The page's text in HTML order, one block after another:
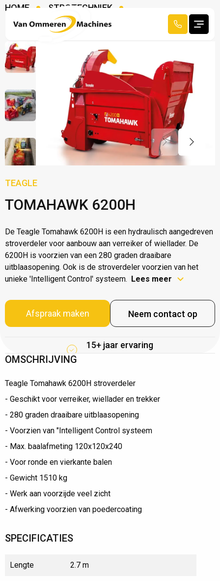
HOME
STROTECHNIEK
STROVERDELERS
TEAGLE TOMAHAWK 6200H
TEAGLE
TOMAHAWK 6200H
De Teagle Tomahawk 6200H is een hydraulisch aangedreven
stroverdeler voor aanbouw aan verreiker of wiellader. De
6200H is voorzien van een 280 graden draaibare
uitblaasopening. Ook is de stroverdeler voorzien van het
unieke 'Intelligent Control' systeem.
Lees meer
Afspraak maken Neem contact op
15+ jaar ervaring
OMSCHRIJVING
Teagle Tomahawk 6200H stroverdeler
- Geschikt voor verreiker, wiellader en trekker
- 280 graden draaibare uitblaasopening
- Voorzien van "Intelligent Control systeem
- Max. baalafmeting 120x120x240
- Voor ronde en vierkante balen
- Gewicht 1510 kg
- Werk aan voorzijde veel zicht
- Afwerking voorzien van poedercoating
SPECIFICATIES
Lengte 2.7 m